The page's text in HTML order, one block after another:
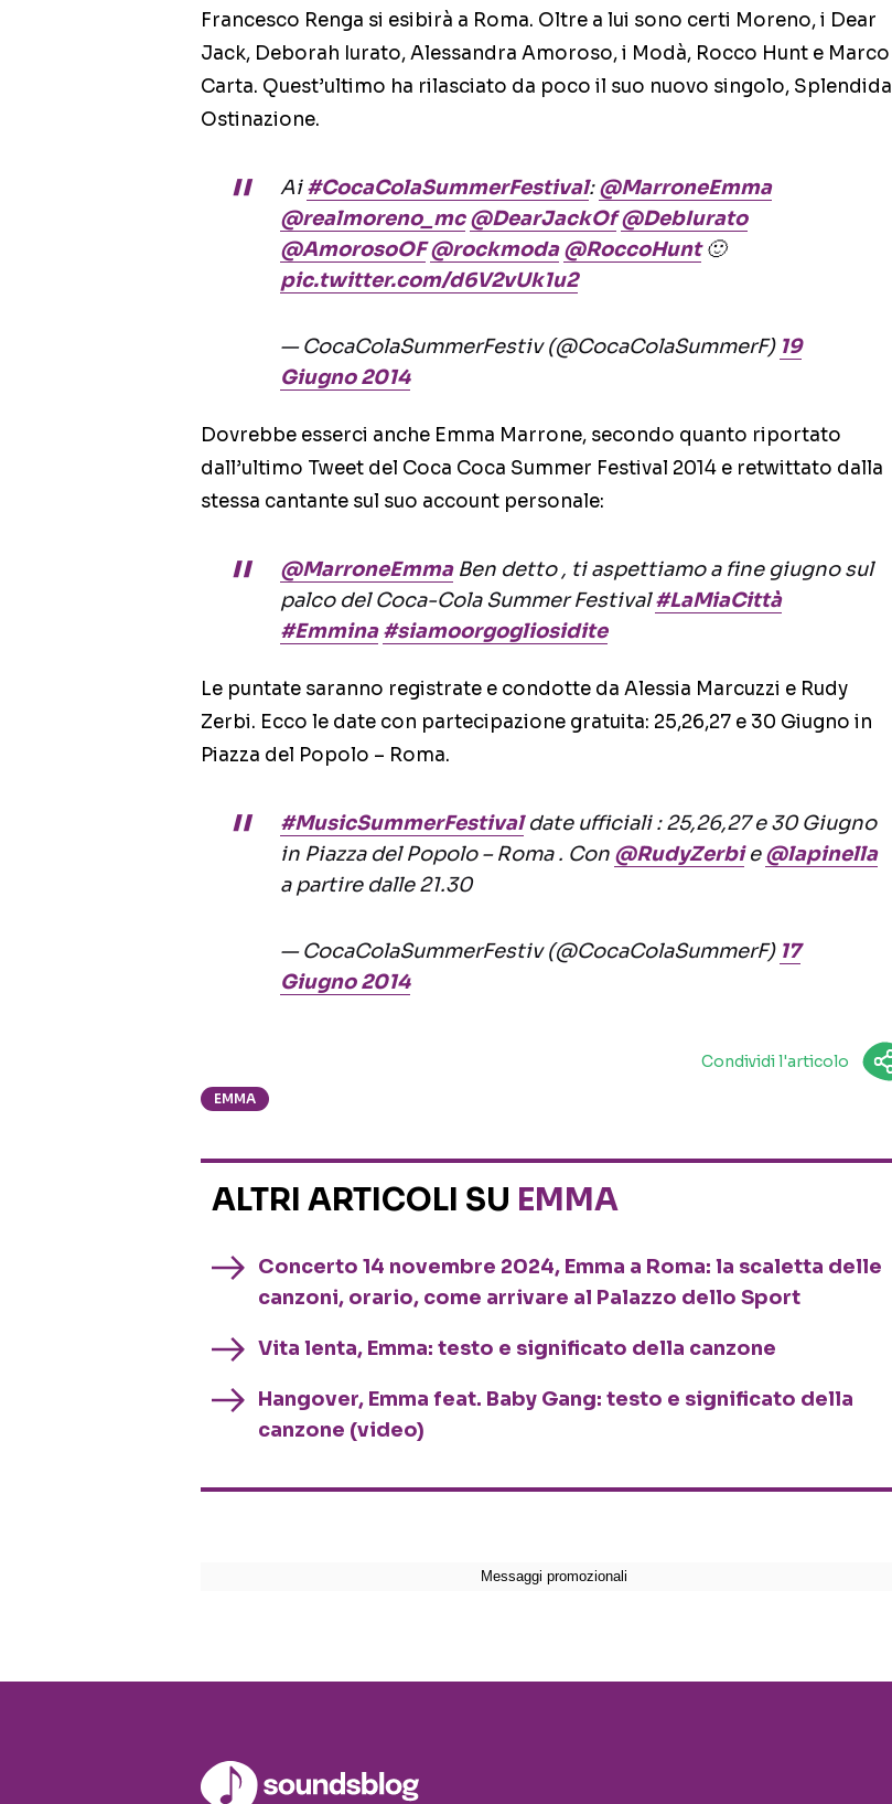
Francesco Renga si esibirà a Roma. Oltre a lui sono certi Moreno, i Dear
Jack, Deborah Iurato, Alessandra Amoroso, i Modà, Rocco Hunt e Marco
Carta. Quest’ultimo ha rilasciato da poco il suo nuovo singolo, Splendida
Ostinazione.
Ai#CocaColaSummerFestival:@MarroneEmma
@realmoreno_mc @DearJackOf @DebIurato
@AmorosoOF @rockmoda @RoccoHunt🙂
pic.twitter.com/d6V2vUk1u2
— CocaColaSummerFestiv (@CocaColaSummerF) 19
Giugno 2014
Dovrebbe esserci anche Emma Marrone, secondo quanto riportato
dall’ultimo Tweet del Coca Coca Summer Festival 2014 e retwittato dalla
stessa cantante sul suo account personale:
@MarroneEmmaBen detto , ti aspettiamo a fine giugno sul
palco del Coca-Cola Summer Festival#LaMiaCittà
#Emmina #siamoorgogliosidite
Le puntate saranno registrate e condotte da Alessia Marcuzzi e Rudy
Zerbi. Ecco le date con partecipazione gratuita: 25,26,27 e 30 Giugno in
Piazza del Popolo – Roma.
#MusicSummerFestivaldate ufficiali : 25,26,27 e 30 Giugno
in Piazza del Popolo – Roma . Con @RudyZerbie@lapinella
a partire dalle 21.30
— CocaColaSummerFestiv (@CocaColaSummerF) 17
Giugno 2014
Condividi l'articolo
EMMA
ALTRI ARTICOLI SU EMMA
Concerto 14 novembre 2024, Emma a Roma: la scaletta delle
canzoni, orario, come arrivare al Palazzo dello Sport
Vita lenta, Emma: testo e significato della canzone
Hangover, Emma feat. Baby Gang: testo e significato della
canzone (video)